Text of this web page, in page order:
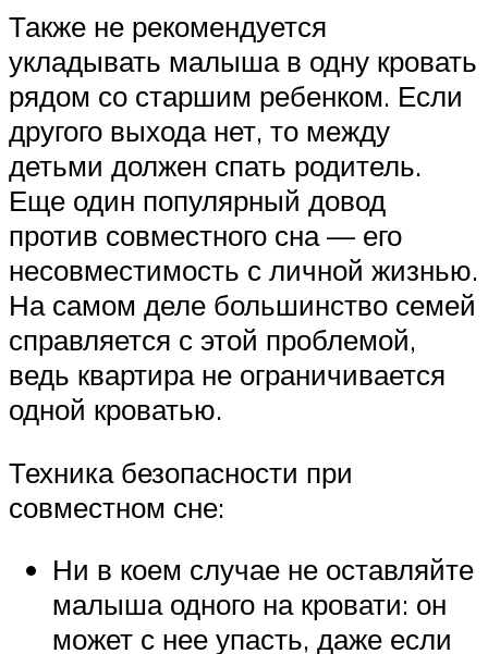
Также не рекомендуется
укладывать малыша в одну кровать
рядом со старшим ребенком. Если
другого выхода нет, то между
детьми должен спать родитель.
Еще один популярный довод
против совместного сна — его
несовместимость с личной жизнью.
На самом деле большинство семей
справляется с этой проблемой,
ведь квартира не ограничивается
одной кроватью.
Техника безопасности при
совместном сне:
Ни в коем случае не оставляйте
малыша одного на кровати: он
может с нее упасть, даже если